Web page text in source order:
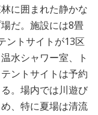
に囲まれた静かな
だ。施設には8畳
ントサイトが13区
水シャワー室、ト
ントサイトは予約
。場内では川遊び
、特に夏場は清流